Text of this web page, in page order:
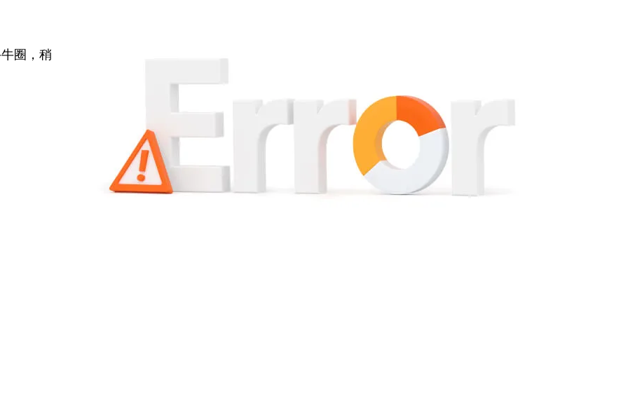
圈，稍